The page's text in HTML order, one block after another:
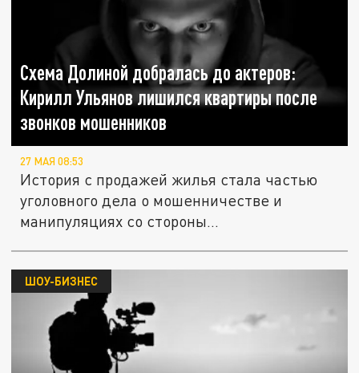
Схема Долиной добралась до актеров:
Кирилл Ульянов лишился квартиры после
звонков мошенников
27 МАЯ 08:53
История с продажей жилья стала частью
уголовного дела о мошенничестве и
манипуляциях со стороны...
ШОУ-БИЗНЕС